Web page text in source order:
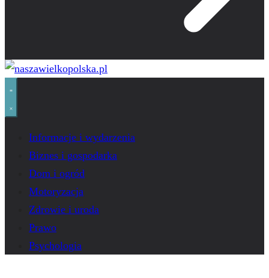
Informacje i wydarzenia
Biznes i gospodarka
Dom i ogród
Motoryzacja
Zdrowie i uroda
Prawo
Psychologia